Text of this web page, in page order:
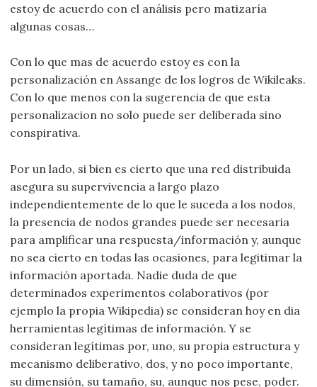
estoy de acuerdo con el análisis pero matizaría
algunas cosas…
Con lo que mas de acuerdo estoy es con la
personalización en Assange de los logros de Wikileaks.
Con lo que menos con la sugerencia de que esta
personalizacion no solo puede ser deliberada sino
conspirativa.
Por un lado, si bien es cierto que una red distribuida
asegura su supervivencia a largo plazo
independientemente de lo que le suceda a los nodos,
la presencia de nodos grandes puede ser necesaria
para amplificar una respuesta/información y, aunque
no sea cierto en todas las ocasiones, para legitimar la
información aportada. Nadie duda de que
determinados experimentos colaborativos (por
ejemplo la propia Wikipedia) se consideran hoy en dia
herramientas legítimas de información. Y se
consideran legítimas por, uno, su propia estructura y
mecanismo deliberativo, dos, y no poco importante,
su dimensión, su tamaño, su, aunque nos pese, poder.